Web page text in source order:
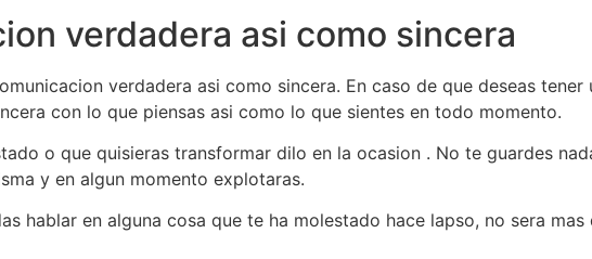
verdadera asi­ como sincera
verdadera asi­ como sincera. En caso de que deseas
con lo que piensas asi­ como lo que sientes en todo momento.
o que quisieras transformar dilo en la ocasion . No te guardes
y en algun momento explotaras.
hablar en alguna cosa que te ha molestado hace lapso, no sera